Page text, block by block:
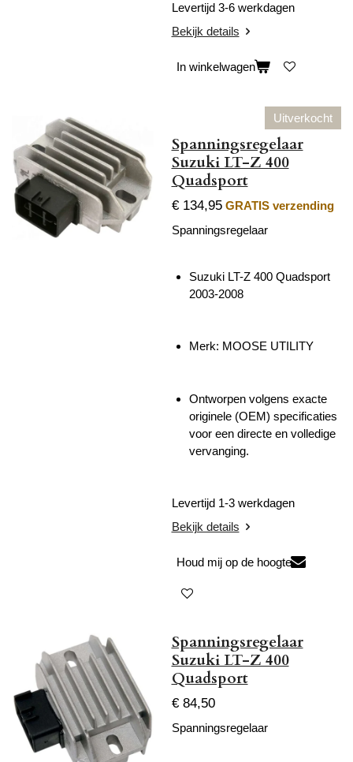
Levertijd 3-6 werkdagen
Bekijk details
In winkelwagen
Uitverkocht
Spanningsregelaar
Suzuki LT-Z 400
Quadsport
€ 134,95 GRATIS verzending
Spanningsregelaar
Suzuki LT-Z 400 Quadsport
2003-2008
Merk: MOOSE UTILITY
Ontworpen volgens exacte
originele (OEM) specificaties
voor een directe en volledige
vervanging.
Levertijd 1-3 werkdagen
Bekijk details
Houd mij op de hoogte
Spanningsregelaar
Suzuki LT-Z 400
Quadsport
€ 84,50
Spanningsregelaar